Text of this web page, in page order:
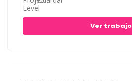
Ver trabajo